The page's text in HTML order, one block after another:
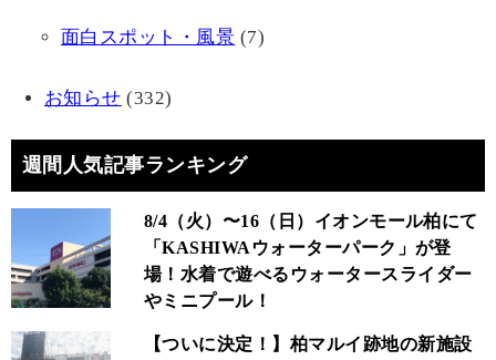
面白スポット・風景 (7)
お知らせ (332)
週間人気記事ランキング
8/4（火）〜16（日）イオンモール柏にて
「KASHIWAウォーターパーク」が登
場！水着で遊べるウォータースライダー
やミニプール！
【ついに決定！】柏マルイ跡地の新施設